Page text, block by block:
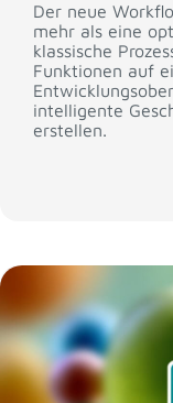
Der neue
mehr als eine
klassische
Funktionen auf
intelligente
erstellen.